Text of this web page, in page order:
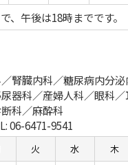
、午後は18時までです。
腎臓内科／糖尿病内分
器科／産婦人科／眼科
科／麻酔科
06-6471-9541
火 水 木